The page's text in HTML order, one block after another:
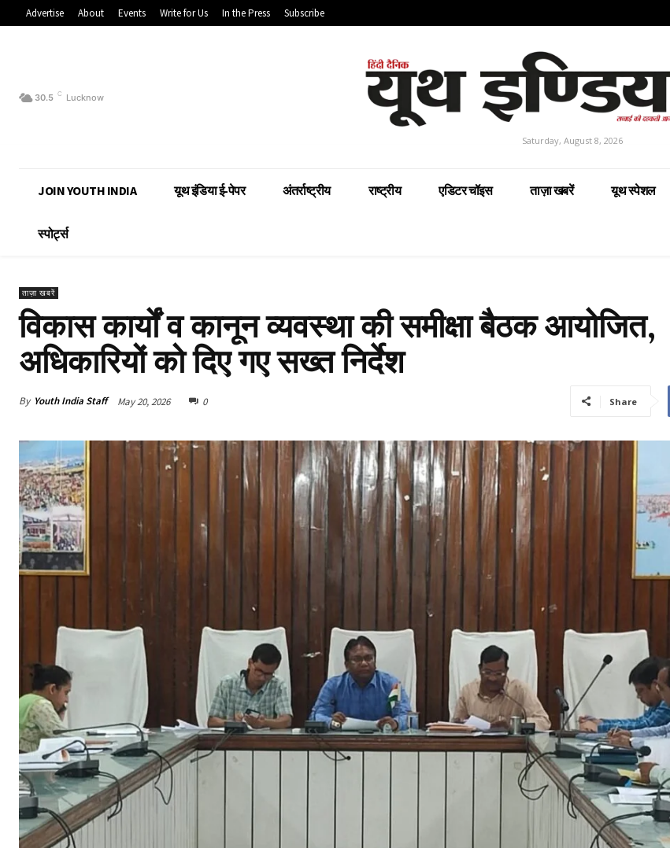
Advertise About Events Write for Us In the Press Subscribe
30.5 C Lucknow
Saturday, August 8, 2026
JOIN YOUTH INDIA यूथ इंडिया ई-पेपर अंतर्राष्ट्रीय राष्ट्रीय एडिटर चॉइस ताज़ा खबरें यूथ स्पेशल
स्पोर्ट्स
ताज़ा खबरें
विकास कार्यों व कानून व्यवस्था की समीक्षा बैठक आयोजित,
अधिकारियों को दिए गए सख्त निर्देश
By Youth India Staff May 20, 2026 0 Share